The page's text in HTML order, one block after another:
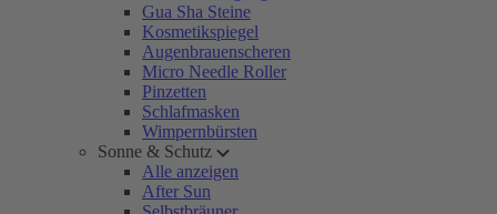
Gua Sha Steine
Kosmetikspiegel
Augenbrauenscheren
Micro Needle Roller
Pinzetten
Schlafmasken
Wimpernbürsten
Sonne & Schutz
Alle anzeigen
After Sun